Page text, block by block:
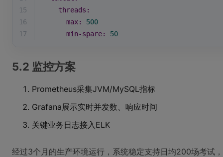
15
threads:
16
max:
500
17
min-spare: 50
5.2 监控方案
Prometheus采集JVM/MySQL指标
Grafana展示实时并发数、响应时间
关键业务日志接入ELK
经过3个月的生产环境运行，系统稳定支持日均200场考试